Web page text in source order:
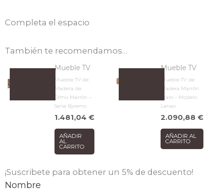
Completa el espacio
También te recomendamos…
Mueble TV
Mueble TV de
Madera de
Olmo Marrón –
Serie Byremo
1.481,04€
AÑADIR
AL
CARRITO
Mueble TV
Mueble TV de
Madera Marrón
Claro – Modelo
Laneo
2.090,88€
AÑADIR AL
CARRITO
¡Suscribete para obtener un 5% de descuento!
Nombre